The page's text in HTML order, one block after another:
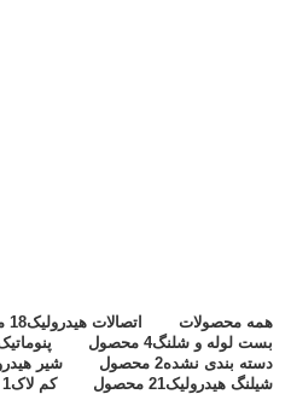
همه محصولات اتصالات هیدرولیک18 محصول
بست لوله و شلنگ4 محصول
دسته بندی نشده2 محصول شیر
شیلنگ هیدرولیک21 محصول کم لاک1 محصول